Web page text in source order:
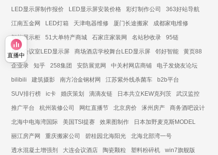
LED显示屏制作报价 LED显示屏安装价格 彩灯制作公司 363好站导航
江南五金网 LED灯箱 天津电器维修 厦门长途搬家 成都家电维修
智能展示柜 51大单特产商城 石家庄家装网 名站秒收录 95链
展厅会议室LED显示屏 商场酒店学校舞台LED显示屏 邻好智能 黄页88
企业录 知乎 258集团 安防展览网 中关村网店商铺 电子发烧友论坛
bilibili 建筑摄影 南方冶金钢材网 江苏紫外线杀菌车 b2b平台
SUV排行榜 ic卡 婚庆策划 滴滴友链 日本共立KEW克列茨 武汉监控
推广平台 杭州装修公司 网红直播节 北京房价 涿州房产 商务酒吧设计
北海中电海湾国际 美国TSI提赛 效果图制作 日本加野麦克斯MODEL
丽江房产网 重庆搬家公司 碧桂园北海阳光 北海北部湾一号
透水混凝土增强剂 大连会议酒店 陶瓷颗粒 塑料粉碎机 win7旗舰版
直播中